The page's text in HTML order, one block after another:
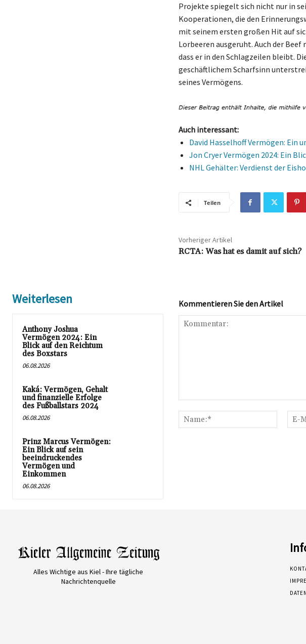
Projekte spiegelt sich nicht nur in
Kooperationen, die den
mit seinem ersten großen Hit auf
Lorbeeren ausgeruht. Auch der
dass er in den Schlagzeilen bleibt.
geschäftlichem Scharfsinn
seines Vermögens.
Auch interessant:
David Hasselhoff Vermögen: Ein
Jon Cryer Vermögen 2024: Ein
NHL Gehälter: Verdienst der
Teilen
Vorheriger Artikel
RCTA: Was hat es damit auf sich?
Weiterlesen
Anthony Joshua
Vermögen 2024: Ein
Blick auf den Reichtum
des Boxstars
06.08.2026
Kaká: Vermögen, Gehalt
und finanzielle Erfolge
des Fußballstars 2024
06.08.2026
Prinz Marcus Vermögen:
Ein Blick auf sein
beeindruckendes
Vermögen und
Einkommen
06.08.2026
Kommentieren Sie den Artikel
Name:*
Alles Wichtige aus Kiel - Ihre tägliche
Nachrichtenquelle